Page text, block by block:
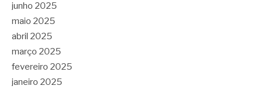
junho 2025
maio 2025
abril 2025
março 2025
fevereiro 2025
janeiro 2025